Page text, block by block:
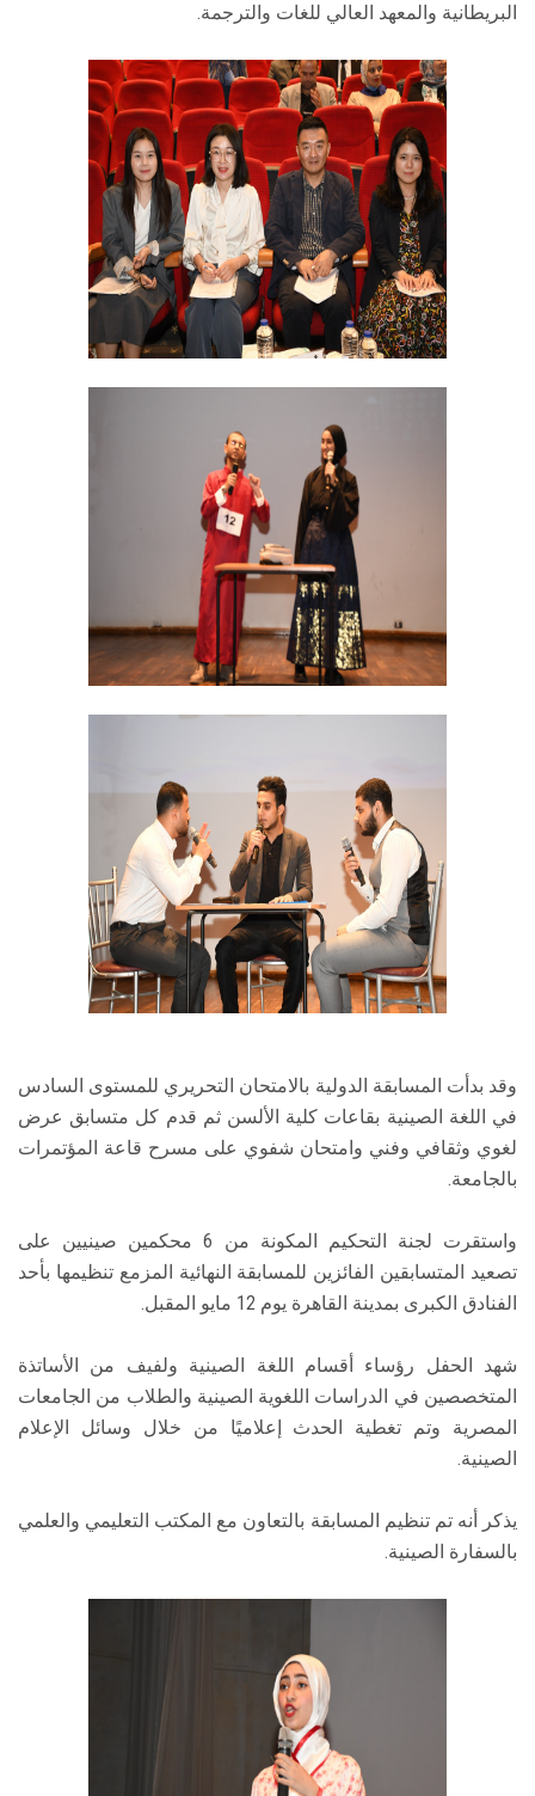
البريطانية والمعهد العالي للغات والترجمة.
وقد بدأت المسابقة الدولية بالامتحان التحريري للمستوى السادس
في اللغة الصينية بقاعات كلية الألسن ثم قدم كل متسابق عرض
لغوي وثقافي وفني وامتحان شفوي على مسرح قاعة المؤتمرات
بالجامعة.
واستقرت لجنة التحكيم المكونة من 6 محكمين صينيين على
تصعيد المتسابقين الفائزين للمسابقة النهائية المزمع تنظيمها بأحد
الفنادق الكبرى بمدينة القاهرة يوم 12 مايو المقبل.
شهد الحفل رؤساء أقسام اللغة الصينية ولفيف من الأساتذة
المتخصصين في الدراسات اللغوية الصينية والطلاب من الجامعات
المصرية وتم تغطية الحدث إعلاميًا من خلال وسائل الإعلام
الصينية.
يذكر أنه تم تنظيم المسابقة بالتعاون مع المكتب التعليمي والعلمي
بالسفارة الصينية.